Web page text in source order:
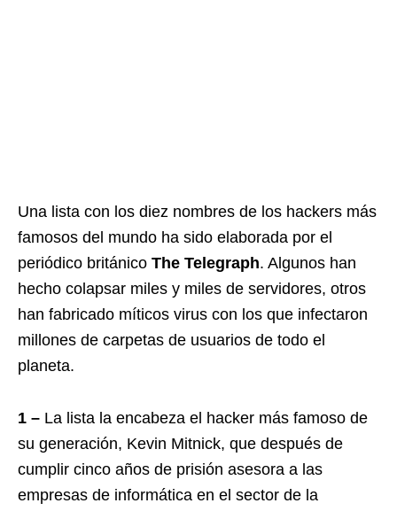
Una lista con los diez nombres de los hackers más
famosos del mundo ha sido elaborada por el
periódico británico The Telegraph. Algunos han
hecho colapsar miles y miles de servidores, otros
han fabricado míticos virus con los que infectaron
millones de carpetas de usuarios de todo el
planeta.
1 – La lista la encabeza el hacker más famoso de
su generación, Kevin Mitnick, que después de
cumplir cinco años de prisión asesora a las
empresas de informática en el sector de la